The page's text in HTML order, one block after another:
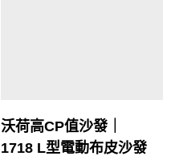
沃荷高CP值沙發｜
1718 L型電動布皮沙發